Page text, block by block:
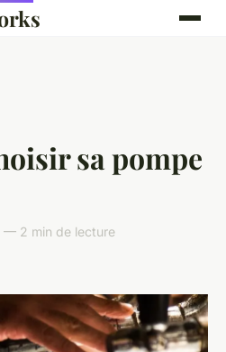
sa pompe
2 min de lecture